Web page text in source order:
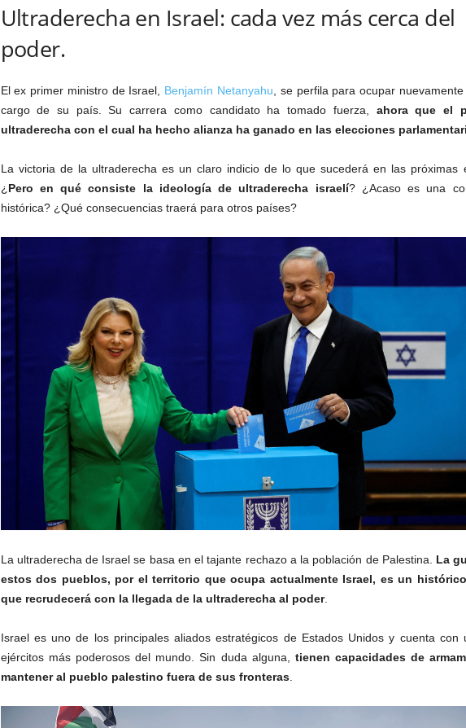
Ultraderecha en Israel: cada vez más cerca del
poder.
El ex primer ministro de Israel, Benjamín Netanyahu , se perfila para ocupar
cargo de su país. Su carrera como candidato ha tomado fuerza, ahora que el
ultraderecha con el cual ha hecho alianza ha ganado en las elecciones
La victoria de la ultraderecha es un claro indicio de lo que sucederá en las próximas
¿ Pero en qué consiste la ideología de ultraderecha israelí? ¿Acaso es una
histórica? ¿Qué consecuencias traerá para otros países?
La ultraderecha de Israel se basa en el tajante rechazo a la población de Palestina.
La
estos dos pueblos, por el territorio que ocupa actualmente Israel, es un
que recrudecerá con la llegada de la ultraderecha al poder.
Israel es uno de los principales aliados estratégicos de Estados Unidos y cuenta con
ejércitos más poderosos del mundo. Sin duda alguna, tienen capacidades de
mantener al pueblo palestino fuera de sus fronteras.